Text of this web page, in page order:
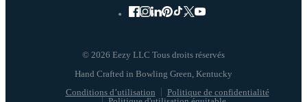
© 2026 Eezy LLC Tous droits réservés
Conditions d’utilisation
Politique de confidentialité